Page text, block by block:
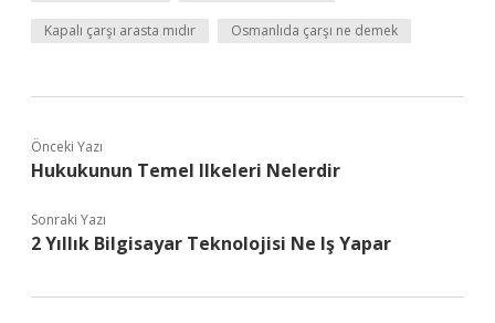
Kapalı çarşı arasta mıdır Osmanlıda çarşı ne demek
Önceki Yazı
Hukukunun Temel Ilkeleri Nelerdir
Sonraki Yazı
2 Yıllık Bilgisayar Teknolojisi Ne Iş Yapar